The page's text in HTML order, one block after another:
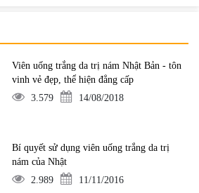
Viên uống trắng da trị nám Nhật Bản - tôn
vinh vẻ đẹp, thể hiện đẳng cấp
3.579
14/08/2018
Bí quyết sử dụng viên uống trắng da trị
nám của Nhật
2.989
11/11/2016